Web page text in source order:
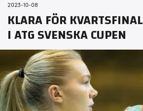
2023-10-08
KLARA FÖR KVARTSFINAL
I ATG SVENSKA CUPEN